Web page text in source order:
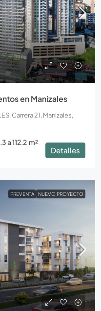
en Manizales
Carrera 21, Manizales,
a 112.2 m²
Detalles
PREVENTA NUEVO PROYECTO